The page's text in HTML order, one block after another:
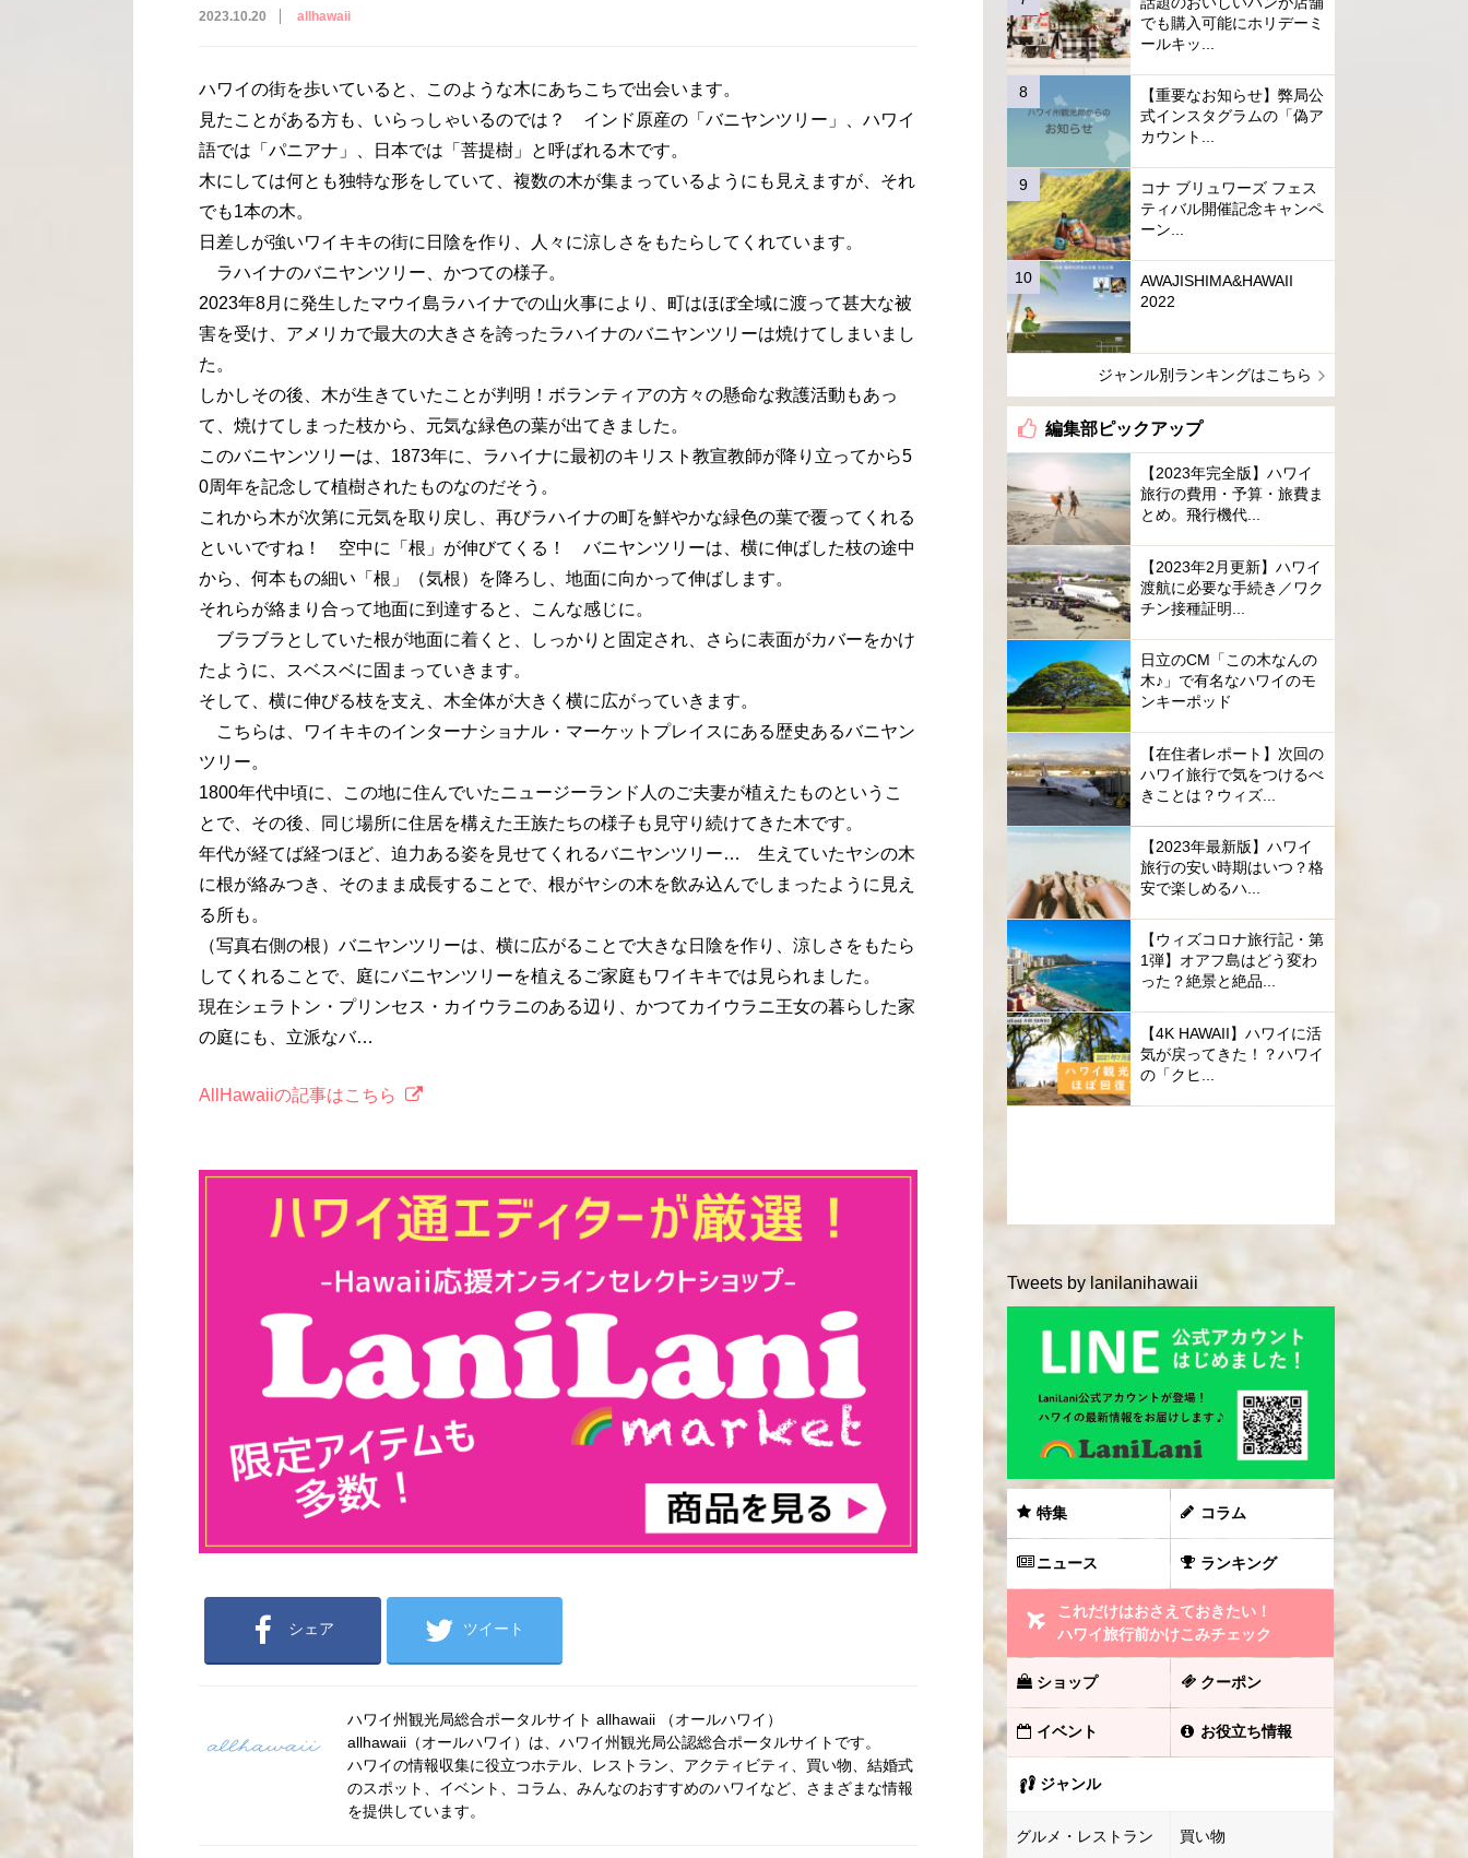
2023.10.20 allhawaii
ハワイの街を歩いていると、このような木にあちこちで出会います。
見たことがある方も、いらっしゃいるのでは？ インド原産の「バニヤンツリー」、ハワイ
語では「パニアナ」、日本では「菩提樹」と呼ばれる木です。
木にしては何とも独特な形をしていて、複数の木が集まっているようにも見えますが、それ
でも1本の木。
日差しが強いワイキキの街に日陰を作り、人々に涼しさをもたらしてくれています。
ラハイナのバニヤンツリー、かつての様子。
2023年8月に発生したマウイ島ラハイナでの山火事により、町はほぼ全域に渡って甚大な被
害を受け、アメリカで最大の大きさを誇ったラハイナのバニヤンツリーは焼けてしまいまし
た。
しかしその後、木が生きていたことが判明！ボランティアの方々の懸命な救護活動もあっ
て、焼けてしまった枝から、元気な緑色の葉が出てきました。
このバニヤンツリーは、1873年に、ラハイナに最初のキリスト教宣教師が降り立ってから5
0周年を記念して植樹されたものなのだそう。
これから木が次第に元気を取り戻し、再びラハイナの町を鮮やかな緑色の葉で覆ってくれる
といいですね！ 空中に「根」が伸びてくる！ バニヤンツリーは、横に伸ばした枝の途中
から、何本もの細い「根」（気根）を降ろし、地面に向かって伸ばします。
それらが絡まり合って地面に到達すると、こんな感じに。
ブラブラとしていた根が地面に着くと、しっかりと固定され、さらに表面がカバーをかけ
たように、スベスベに固まっていきます。
そして、横に伸びる枝を支え、木全体が大きく横に広がっていきます。
こちらは、ワイキキのインターナショナル・マーケットプレイスにある歴史あるバニヤン
ツリー。
1800年代中頃に、この地に住んでいたニュージーランド人のご夫妻が植えたものというこ
とで、その後、同じ場所に住居を構えた王族たちの様子も見守り続けてきた木です。
年代が経てば経つほど、迫力ある姿を見せてくれるバニヤンツリー… 生えていたヤシの木
に根が絡みつき、そのまま成長することで、根がヤシの木を飲み込んでしまったように見え
る所も。
（写真右側の根）バニヤンツリーは、横に広がることで大きな日陰を作り、涼しさをもたら
してくれることで、庭にバニヤンツリーを植えるご家庭もワイキキでは見られました。
現在シェラトン・プリンセス・カイウラニのある辺り、かつてカイウラニ王女の暮らした家
の庭にも、立派なバ…
AllHawaiiの記事はこちら
シェア ツイート
ハワイ州観光局総合ポータルサイト allhawaii （オールハワイ）
allhawaii（オールハワイ）は、ハワイ州観光局公認総合ポータルサイトです。
ハワイの情報収集に役立つホテル、レストラン、アクティビティ、買い物、結婚式
のスポット、イベント、コラム、みんなのおすすめのハワイなど、さまざまな情報
を提供しています。
でも購入可能にホリデーミ
ールキッ...
【重要なお知らせ】弊局公
式インスタグラムの「偽ア
カウント...
コナ ブリュワーズ フェス
ティバル開催記念キャンペ
ーン...
AWAJISHIMA&HAWAII
2022
ジャンル別ランキングはこちら
編集部ピックアップ
【2023年完全版】ハワイ
旅行の費用・予算・旅費ま
とめ。飛行機代...
【2023年2月更新】ハワイ
渡航に必要な手続き／ワク
チン接種証明...
日立のCM「この木なんの
木♪」で有名なハワイのモ
ンキーポッド
【在住者レポート】次回の
ハワイ旅行で気をつけるべ
きことは？ウィズ...
【2023年最新版】ハワイ
旅行の安い時期はいつ？格
安で楽しめるハ...
【ウィズコロナ旅行記・第
1弾】オアフ島はどう変わ
った？絶景と絶品...
【4K HAWAII】ハワイに活
気が戻ってきた！？ハワイ
の「クヒ...
Tweets by lanilanihawaii
特集 コラム
ニュース ランキング
これだけはおさえておきたい！
ハワイ旅行前かけこみチェック
ショップ クーポン
イベント お役立ち情報
ジャンル
グルメ・レストラン 買い物